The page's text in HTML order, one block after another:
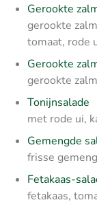
Gerookte
gerookte
tomaat, rode
Gerookte
gerookte
Tonijnsalade
met rode ui,
Gemengde
frisse
Fetakaas-
fetakaas,